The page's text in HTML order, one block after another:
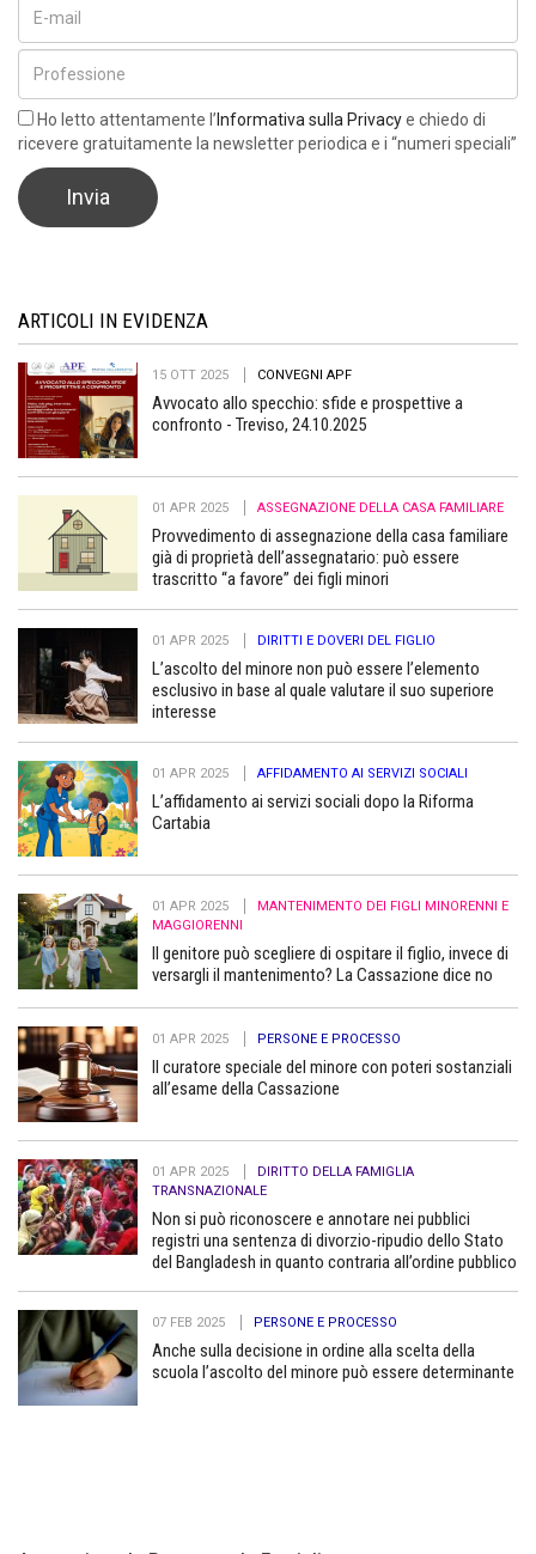
Ho letto attentamente l’ Informativa sulla Privacye chiedo di
ricevere gratuitamente la newsletter periodica e i “numeri speciali”
ARTICOLI IN EVIDENZA
15 OTT 2025 CONVEGNI APF
Avvocato allo specchio: sfide e prospettive a
confronto - Treviso, 24.10.2025
01 APR 2025 ASSEGNAZIONE DELLA CASA FAMILIARE
Provvedimento di assegnazione della casa familiare
già di proprietà dell’assegnatario: può essere
trascritto “a favore” dei figli minori
01 APR 2025 DIRITTI E DOVERI DEL FIGLIO
L’ascolto del minore non può essere l’elemento
esclusivo in base al quale valutare il suo superiore
interesse
01 APR 2025 AFFIDAMENTO AI SERVIZI SOCIALI
L’affidamento ai servizi sociali dopo la Riforma
Cartabia
01 APR 2025
MANTENIMENTO DEI FIGLI MINORENNI E
MAGGIORENNI
Il genitore può scegliere di ospitare il figlio, invece di
versargli il mantenimento? La Cassazione dice no
01 APR 2025 PERSONE E PROCESSO
Il curatore speciale del minore con poteri sostanziali
all’esame della Cassazione
01 APR 2025
DIRITTO DELLA FAMIGLIA
TRANSNAZIONALE
Non si può riconoscere e annotare nei pubblici
registri una sentenza di divorzio-ripudio dello Stato
del Bangladesh in quanto contraria all’ordine pubblico
07 FEB 2025 PERSONE E PROCESSO
Anche sulla decisione in ordine alla scelta della
scuola l’ascolto del minore può essere determinante